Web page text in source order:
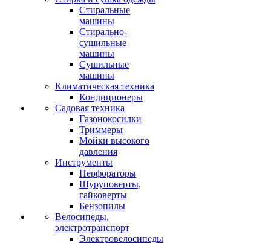
Стиральные
машины
Стирально-
сушильные
машины
Сушильные
машины
Климатическая техника
Кондиционеры
Садовая техника
Газонокосилки
Триммеры
Мойки высокого
давления
Инструменты
Перфораторы
Шуруповерты,
гайковерты
Бензопилы
Велосипеды,
электротранспорт
Электровелосипеды